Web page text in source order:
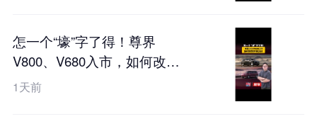
怎一个“壕”字了得！尊界
V800、V680入市，如何改写
百万豪华局？
1天前